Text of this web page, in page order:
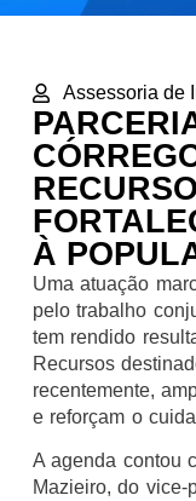
Assessoria de
À
Uma atuação
pelo trabalho
tem rendido
Recursos
recentemente,
e reforçam o
A agenda contou
Mazieiro, do vice-